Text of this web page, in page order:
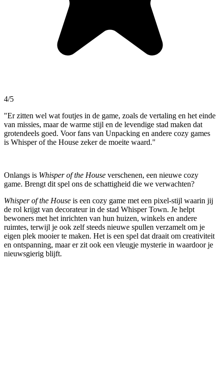
4/5
"Er zitten wel wat foutjes in de game, zoals de vertaling en het einde
van missies, maar de warme stijl en de levendige stad maken dat
grotendeels goed. Voor fans van Unpacking en andere cozy games
is Whisper of the House zeker de moeite waard."
Onlangs is Whisper of the House verschenen, een nieuwe cozy
game. Brengt dit spel ons de schattigheid die we verwachten?
Whisper of the House is een cozy game met een pixel-stijl waarin jij
de rol krijgt van decorateur in de stad Whisper Town. Je helpt
bewoners met het inrichten van hun huizen, winkels en andere
ruimtes, terwijl je ook zelf steeds nieuwe spullen verzamelt om je
eigen plek mooier te maken. Het is een spel dat draait om creativiteit
en ontspanning, maar er zit ook een vleugje mysterie in waardoor je
nieuwsgierig blijft.